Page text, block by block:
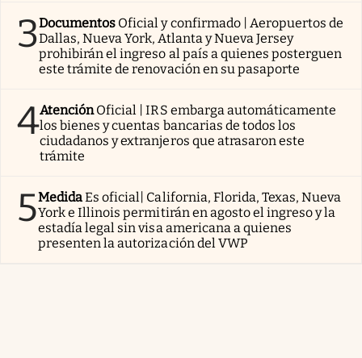
3Documentos Oficial y confirmado | Aeropuertos de
Dallas, Nueva York, Atlanta y Nueva Jersey
prohibirán el ingreso al país a quienes posterguen
este trámite de renovación en su pasaporte
4AtenciónOficial | IRS embarga automáticamente
los bienes y cuentas bancarias de todos los
ciudadanos y extranjeros que atrasaron este
trámite
5MedidaEs oficial| California, Florida, Texas, Nueva
York e Illinois permitirán en agosto el ingreso y la
estadía legal sin visa americana a quienes
presenten la autorización del VWP